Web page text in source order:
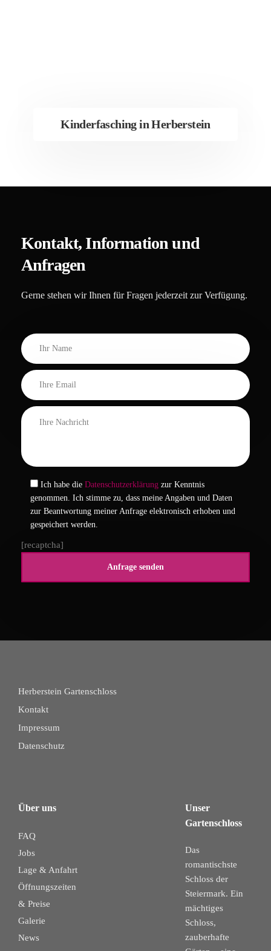
Kinderfasching in Herberstein
Kontakt, Information und
Anfragen
Gerne stehen wir Ihnen für Fragen jederzeit zur Verfügung.
Ich habe die Datenschutzerklärung zur Kenntnis
genommen. Ich stimme zu, dass meine Angaben und Daten
zur Beantwortung meiner Anfrage elektronisch erhoben und
gespeichert werden.
[recaptcha]
Herberstein Gartenschloss
Kontakt
Impressum
Datenschutz
Über uns
FAQ
Jobs
Lage & Anfahrt
Öffnungszeiten
& Preise
Galerie
News
Unser
Gartenschloss
Das
romantischste
Schloss der
Steiermark. Ein
mächtiges
Schloss,
zauberhafte